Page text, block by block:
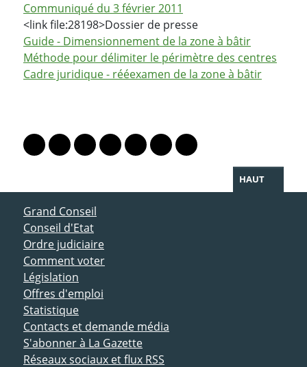
Communiqué du 3 février 2011
<link file:28198>Dossier de presse
Guide - Dimensionnement de la zone à bâtir
Méthode pour délimiter le périmètre des centres
Cadre juridique - rééexamen de la zone à bâtir
Lien vers le profil Mastodon
Lien vers le profil Bluesky
Lien vers le profil Instagram
Lien vers le profil Linkedin
Lien vers le profil Facebook
Lien vers le profil Twitter
Partager par WhatsApp
HAUT
ACCÈS DIRECT
Grand Conseil
Conseil d'Etat
Ordre judiciaire
Comment voter
Législation
Offres d'emploi
Statistique
Contacts et demande média
S'abonner à La Gazette
Réseaux sociaux et flux RSS